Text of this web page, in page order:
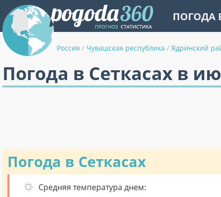
ПОГОДА
Россия / Чувашская республика / Ядринский
Погода в Сеткасах в
Погода в Сеткасах
Средняя температура днем: